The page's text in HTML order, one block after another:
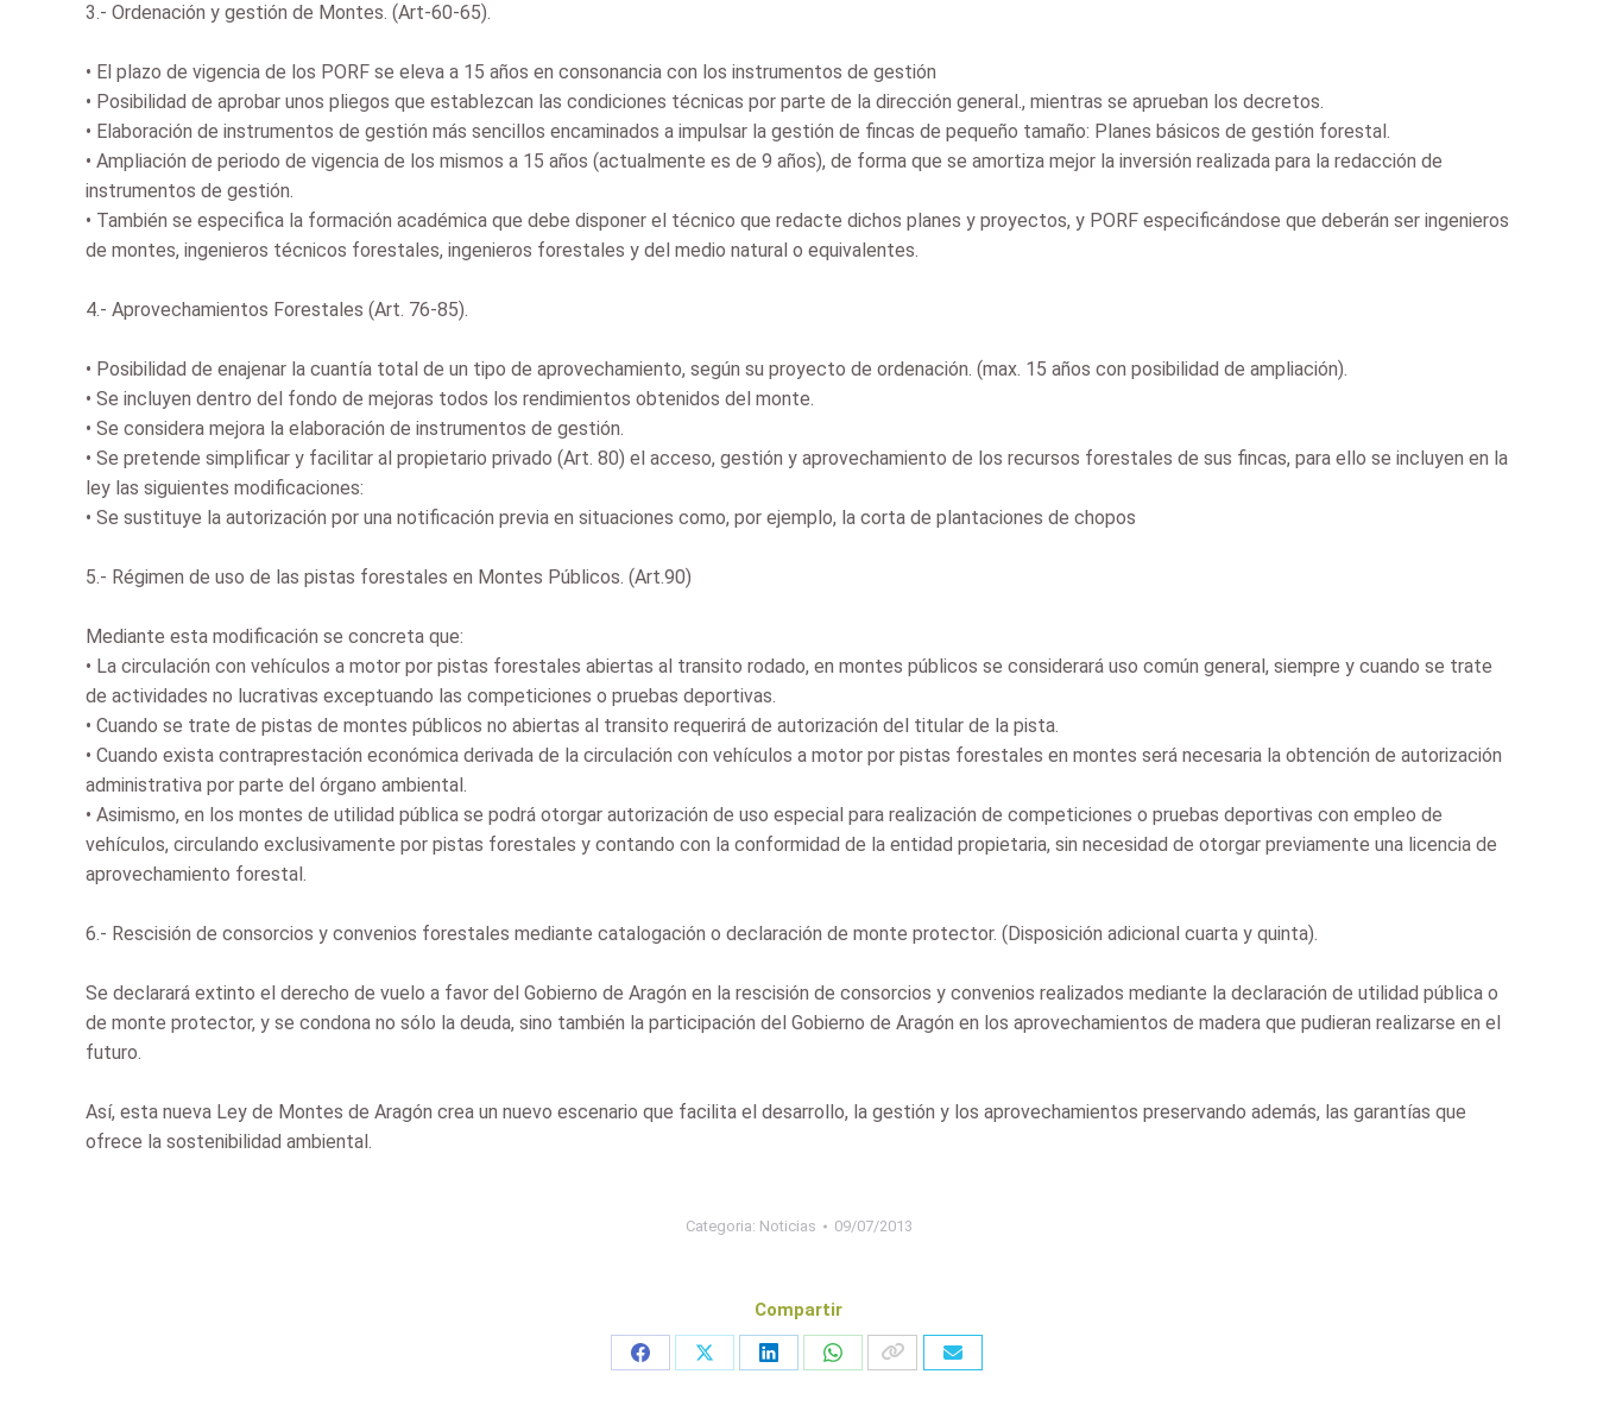
3.- Ordenación y gestión de Montes. (Art-60-65).
• El plazo de vigencia de los PORF se eleva a 15 años en consonancia con los instrumentos de gestión
• Posibilidad de aprobar unos pliegos que establezcan las condiciones técnicas por parte de la dirección general., mientras se aprueban los decretos.
• Elaboración de instrumentos de gestión más sencillos encaminados a impulsar la gestión de fincas de pequeño tamaño: Planes básicos de gestión forestal.
• Ampliación de periodo de vigencia de los mismos a 15 años (actualmente es de 9 años), de forma que se amortiza mejor la inversión realizada para la redacción de
instrumentos de gestión.
• También se especifica la formación académica que debe disponer el técnico que redacte dichos planes y proyectos, y PORF especificándose que deberán ser ingenieros
de montes, ingenieros técnicos forestales, ingenieros forestales y del medio natural o equivalentes.
4.- Aprovechamientos Forestales (Art. 76-85).
• Posibilidad de enajenar la cuantía total de un tipo de aprovechamiento, según su proyecto de ordenación. (max. 15 años con posibilidad de ampliación).
• Se incluyen dentro del fondo de mejoras todos los rendimientos obtenidos del monte.
• Se considera mejora la elaboración de instrumentos de gestión.
• Se pretende simplificar y facilitar al propietario privado (Art. 80) el acceso, gestión y aprovechamiento de los recursos forestales de sus fincas, para ello se incluyen en la
ley las siguientes modificaciones:
• Se sustituye la autorización por una notificación previa en situaciones como, por ejemplo, la corta de plantaciones de chopos
5.- Régimen de uso de las pistas forestales en Montes Públicos. (Art.90)
Mediante esta modificación se concreta que:
• La circulación con vehículos a motor por pistas forestales abiertas al transito rodado, en montes públicos se considerará uso común general, siempre y cuando se trate
de actividades no lucrativas exceptuando las competiciones o pruebas deportivas.
• Cuando se trate de pistas de montes públicos no abiertas al transito requerirá de autorización del titular de la pista.
• Cuando exista contraprestación económica derivada de la circulación con vehículos a motor por pistas forestales en montes será necesaria la obtención de autorización
administrativa por parte del órgano ambiental.
• Asimismo, en los montes de utilidad pública se podrá otorgar autorización de uso especial para realización de competiciones o pruebas deportivas con empleo de
vehículos, circulando exclusivamente por pistas forestales y contando con la conformidad de la entidad propietaria, sin necesidad de otorgar previamente una licencia de
aprovechamiento forestal.
6.- Rescisión de consorcios y convenios forestales mediante catalogación o declaración de monte protector. (Disposición adicional cuarta y quinta).
Se declarará extinto el derecho de vuelo a favor del Gobierno de Aragón en la rescisión de consorcios y convenios realizados mediante la declaración de utilidad pública o
de monte protector, y se condona no sólo la deuda, sino también la participación del Gobierno de Aragón en los aprovechamientos de madera que pudieran realizarse en el
futuro.
Así, esta nueva Ley de Montes de Aragón crea un nuevo escenario que facilita el desarrollo, la gestión y los aprovechamientos preservando además, las garantías que
ofrece la sostenibilidad ambiental.
Categoria: Noticias 09/07/2013
Compartir
Share
Share
Share
Share